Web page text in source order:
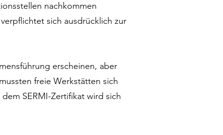
nachkommen
sich ausdrücklich zur
erscheinen, aber
freie Werkstätten sich
SERMI-Zertifikat wird sich